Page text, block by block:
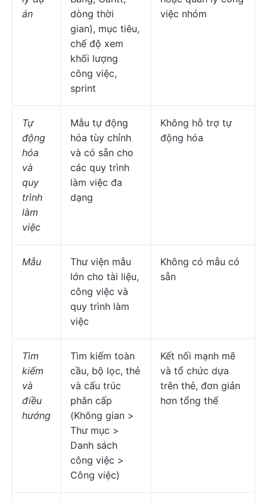
án
dòng thời
gian), mục tiêu,
chế độ xem
khối lượng
công việc,
sprint
việc nhóm
Tự
động
hóa
và
quy
trình
làm
việc
Mẫu tự động
hóa tùy chỉnh
và có sẵn cho
các quy trình
làm việc đa
dạng
Không hỗ trợ tự
động hóa
Mẫu
Thư viện mẫu
lớn cho tài liệu,
công việc và
quy trình làm
việc
Không có mẫu có
sẵn
Tìm
kiếm
và
điều
hướng
Tìm kiếm toàn
cầu, bộ lọc, thẻ
và cấu trúc
phân cấp
(Không gian >
Thư mục >
Danh sách
công việc >
Công việc)
Kết nối mạnh mẽ
và tổ chức dựa
trên thẻ, đơn giản
hơn tổng thể